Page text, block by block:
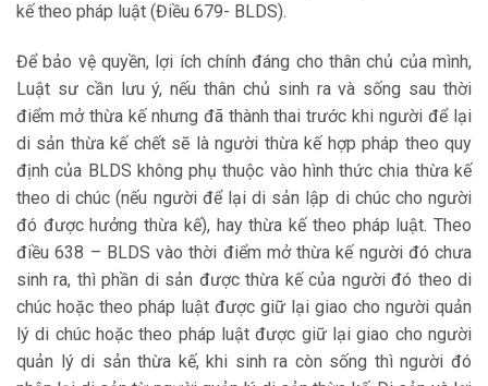
kế theo pháp luật (Điều 679- BLDS).
Để bảo vệ quyền, lợi ích chính đáng cho thân chủ của mình,
Luật sư cần lưu ý, nếu thân chủ sinh ra và sống sau thời
điểm mở thừa kế nhưng đã thành thai trước khi người để lại
di sản thừa kế chết sẽ là người thừa kế hợp pháp theo quy
định của BLDS không phụ thuộc vào hình thức chia thừa kế
theo di chúc (nếu người để lại di sản lập di chúc cho người
đó được hưởng thừa kế), hay thừa kế theo pháp luật. Theo
điều 638 – BLDS vào thời điểm mở thừa kế người đó chưa
sinh ra, thì phần di sản được thừa kế của người đó theo di
chúc hoặc theo pháp luật được giữ lại giao cho người quản
lý di chúc hoặc theo pháp luật được giữ lại giao cho người
quản lý di sản thừa kế, khi sinh ra còn sống thì người đó